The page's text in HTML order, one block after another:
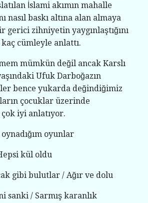
İslami akımın mahalle
nasıl baskı altına alan almaya
gerici zihniyetin yaygınlaştığını
cümleyle anlattı.
mümkün değil ancak Karslı
Ufuk Darboğazın
bence yukarda değindiğimiz
çocuklar üzerinde
iyi anlatıyor.
oyunlar
kül oldu
gibi bulutlar / Ağır ve dolu
sanki / Sarmış karanlık